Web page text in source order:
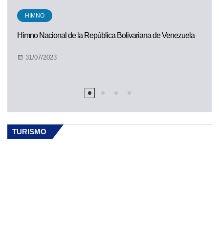
HIMNO
Himno Nacional de la República Bolivariana de Venezuela
31/07/2023
TURISMO